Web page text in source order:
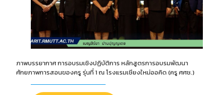
ภาพบรรยากาศ การอบรมเชิงปฏิบัติการ หลักสูตรการอบรมพัฒนา
ศักยภาพการสอนของครู รุ่นที่ 1 ณ โรงแรมเชียงใหม่ออคิด (ครู ศศช.)